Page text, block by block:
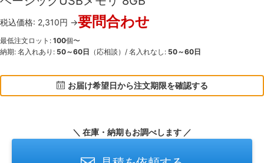
税込価格: 2,310円 →要問合わせ
最低注文ロット: 100個〜
納期: 名入れあり: 50～60日 （応相談）/ 名入れなし: 50～60日
お届け希望日から注文期限を確認する
＼ 在庫・納期もお調べします ／